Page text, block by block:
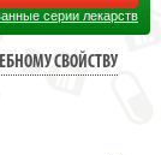
серии лекарств
СВОЙСТВУ